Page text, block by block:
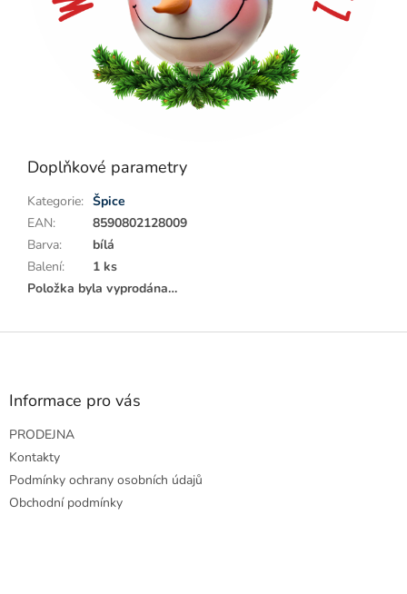
Doplňkové parametry
Kategorie: Špice
EAN:
8590802128009
Barva:
bílá
Balení:
1 ks
Položka byla vyprodána…
Z
Informace pro vás
PRODEJNA
Kontakty
Podmínky ochrany osobních údajů
Obchodní podmínky